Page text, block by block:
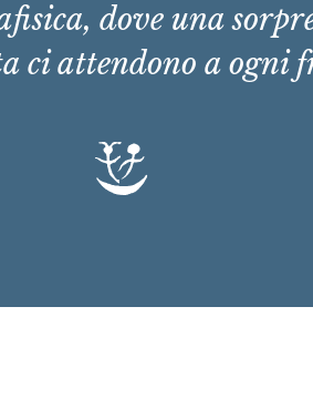
dove una
ci attendono a ogni